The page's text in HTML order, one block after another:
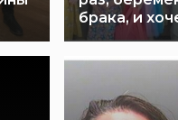
брака, и